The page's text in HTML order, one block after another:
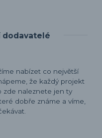
dodavatelé
nabízet co největší
že každý projekt
zde naleznete jen ty
dobře známe a víme,